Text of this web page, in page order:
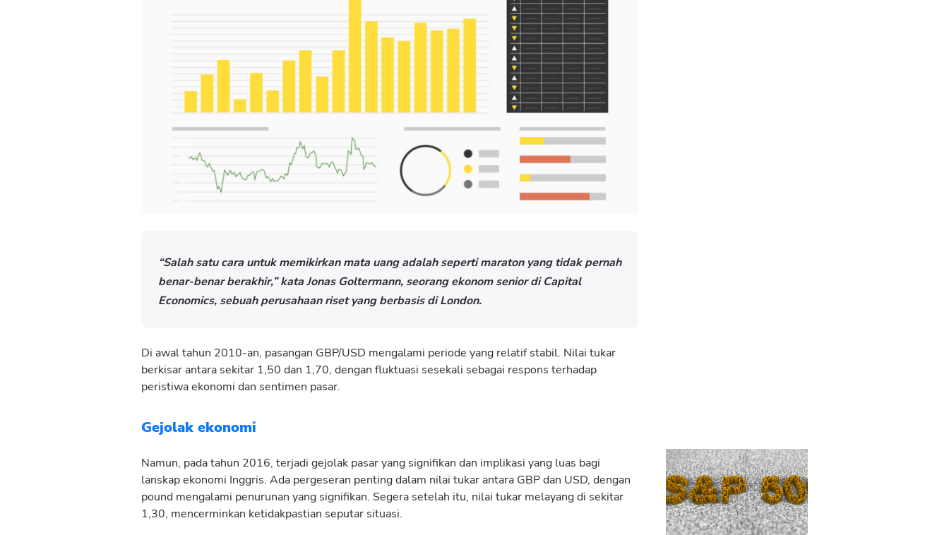
“Salah satu cara untuk memikirkan mata uang adalah seperti maraton yang tidak pernah
benar-benar berakhir,” kata Jonas Goltermann, seorang ekonom senior di Capital
Economics, sebuah perusahaan riset yang berbasis di London.
Di awal tahun 2010-an, pasangan GBP/USD mengalami periode yang relatif stabil. Nilai tukar
berkisar antara sekitar 1,50 dan 1,70, dengan fluktuasi sesekali sebagai respons terhadap
peristiwa ekonomi dan sentimen pasar.
Gejolak ekonomi
Namun, pada tahun 2016, terjadi gejolak pasar yang signifikan dan implikasi yang luas bagi
lanskap ekonomi Inggris. Ada pergeseran penting dalam nilai tukar antara GBP dan USD, dengan
pound mengalami penurunan yang signifikan. Segera setelah itu, nilai tukar melayang di sekitar
1,30, mencerminkan ketidakpastian seputar situasi.